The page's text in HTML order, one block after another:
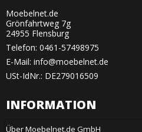
Moebelnet.de
Grönfahrtweg 7g
24955 Flensburg
Telefon: 0461-57498975
E-Mail: info@moebelnet.de
USt-IdNr.: DE279016509
INFORMATION
Über Moebelnet.de GmbH